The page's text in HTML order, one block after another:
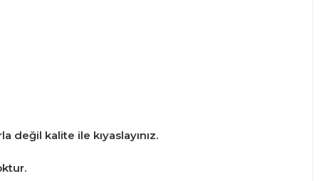
değil kalite ile kıyaslayınız.